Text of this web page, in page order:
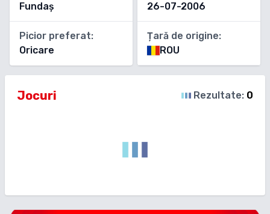
Fundaș
Picior preferat:
Oricare
26-07-2006
Țară de origine:
ROU
Jocuri Rezultate: 0